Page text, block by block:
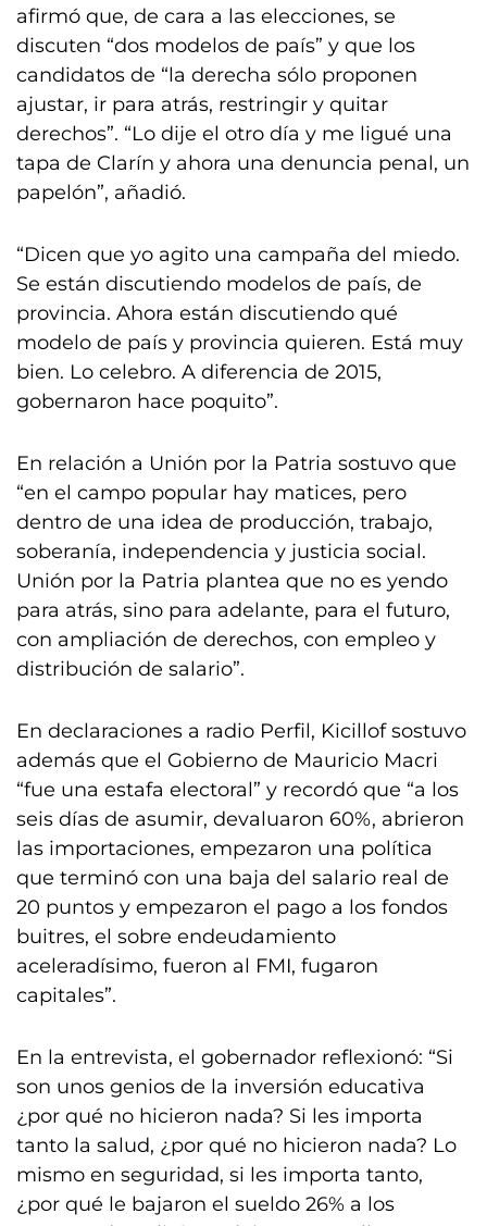
afirmó que, de cara a las elecciones, se
discuten “dos modelos de país” y que los
candidatos de “la derecha sólo proponen
ajustar, ir para atrás, restringir y quitar
derechos”. “Lo dije el otro día y me ligué una
tapa de Clarín y ahora una denuncia penal, un
papelón”, añadió.
“Dicen que yo agito una campaña del miedo.
Se están discutiendo modelos de país, de
provincia. Ahora están discutiendo qué
modelo de país y provincia quieren. Está muy
bien. Lo celebro. A diferencia de 2015,
gobernaron hace poquito”.
En relación a Unión por la Patria sostuvo que
“en el campo popular hay matices, pero
dentro de una idea de producción, trabajo,
soberanía, independencia y justicia social.
Unión por la Patria plantea que no es yendo
para atrás, sino para adelante, para el futuro,
con ampliación de derechos, con empleo y
distribución de salario”.
En declaraciones a radio Perfil, Kicillof sostuvo
además que el Gobierno de Mauricio Macri
“fue una estafa electoral” y recordó que “a los
seis días de asumir, devaluaron 60%, abrieron
las importaciones, empezaron una política
que terminó con una baja del salario real de
20 puntos y empezaron el pago a los fondos
buitres, el sobre endeudamiento
aceleradísimo, fueron al FMI, fugaron
capitales”.
En la entrevista, el gobernador reflexionó: “Si
son unos genios de la inversión educativa
¿por qué no hicieron nada? Si les importa
tanto la salud, ¿por qué no hicieron nada? Lo
mismo en seguridad, si les importa tanto,
¿por qué le bajaron el sueldo 26% a los